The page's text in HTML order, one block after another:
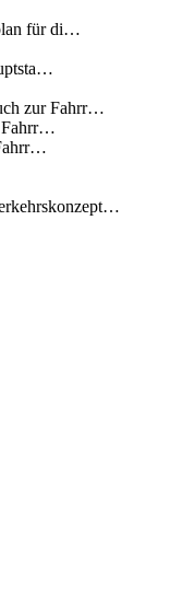
für di…
zur Fahrr…
Fahrr…